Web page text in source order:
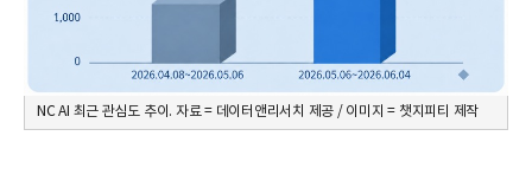
NC AI 최근 관심도 추이. 자료 = 데이터앤리서치 제공 / 이미지 = 챗지피티 제작